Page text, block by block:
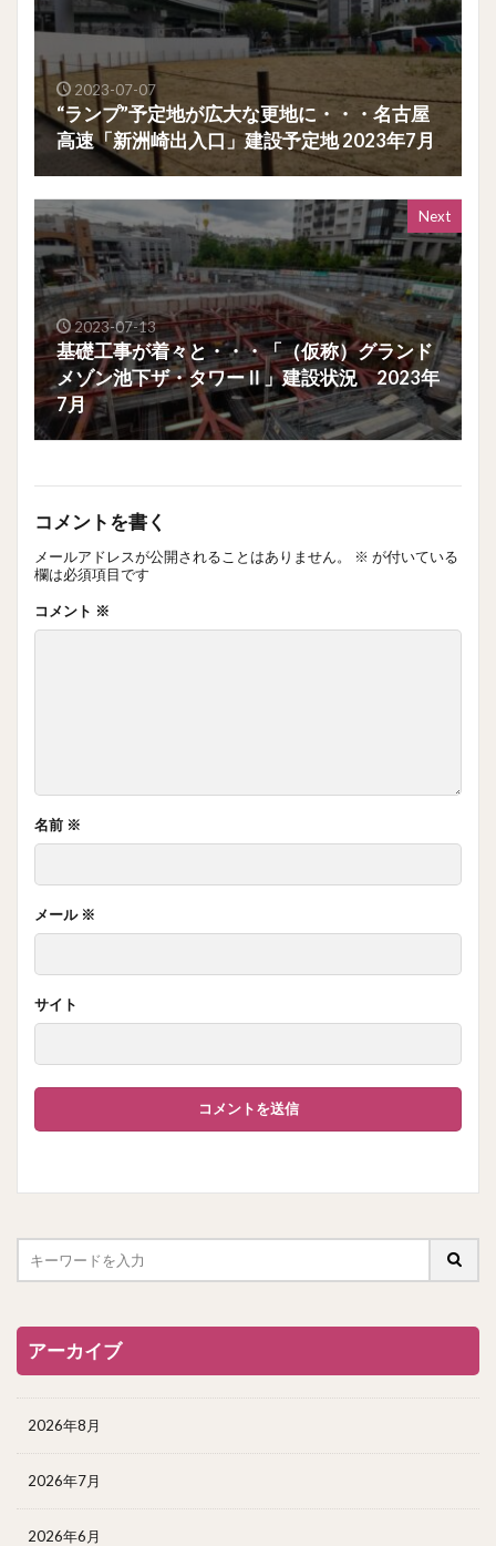
2023-07-07
“ランプ”予定地が広大な更地に・・・名古屋
高速「新洲崎出入口」建設予定地 2023年7月
Next
2023-07-13
基礎工事が着々と・・・「（仮称）グランド
メゾン池下ザ・タワーⅡ」建設状況 2023年
7月
コメントを書く
メールアドレスが公開されることはありません。 ※ が付いている
欄は必須項目です
コメント ※
名前 ※
メール ※
サイト
アーカイブ
2026年8月
2026年7月
2026年6月